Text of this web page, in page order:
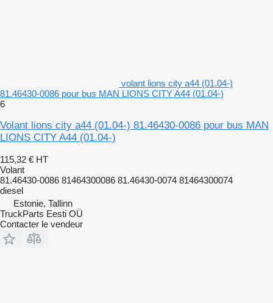
volant lions city a44 (01.04-)
81.46430-0086 pour bus MAN LIONS CITY A44 (01.04-)
6
Volant lions city a44 (01.04-) 81.46430-0086 pour bus MAN
LIONS CITY A44 (01.04-)
115,32 € HT
Volant
81.46430-0086 81464300086 81.46430-0074 81464300074
diesel
Estonie, Tallinn
TruckParts Eesti OÜ
Contacter le vendeur